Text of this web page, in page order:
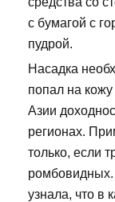
с бумагой с
пудрой.
Насадка
попал на
Азии
регионах.
только, если
ромбовидных.
узнала, что в